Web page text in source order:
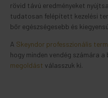
rövid távú eredményeket
tudatosan felépített kezelési
bőr egészségesebb és
A Skeyndor professzionális
hogy minden vendég számára a
megoldást válasszuk ki.